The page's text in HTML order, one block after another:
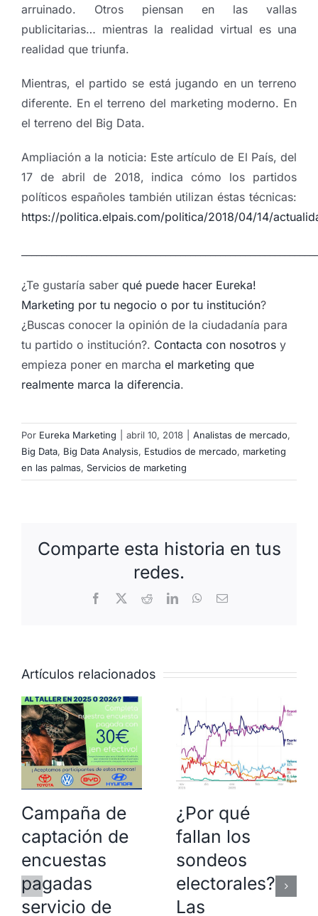
arruinado. Otros piensan en las vallas
publicitarias… mientras la realidad virtual es una
realidad que triunfa.
Mientras, el partido se está jugando en un terreno
diferente. En el terreno del marketing moderno. En
el terreno del Big Data.
Ampliación a la noticia: Este artículo de El País, del
17 de abril de 2018, indica cómo los partidos
políticos españoles también utilizan éstas técnicas:
https://politica.elpais.com/politica/2018/04/14/
¿Te gustaría saber qué puede hacer Eureka!
Marketing por tu negocio o por tu institución?
¿Buscas conocer la opinión de la ciudadanía para
tu partido o institución?. Contacta con nosotros y
empieza poner en marcha el marketing que
realmente marca la diferencia.
Por Eureka Marketing abril 10, 2018 Analistas de mercado,
Big Data, Big Data Analysis, Estudios de mercado, marketing
en las palmas, Servicios de marketing
Comparte esta historia en tus
redes.
Facebook RedditLinkedInWhatsApp
Correo
Artículos relacionados
Campaña de
captación de
encuestas
pagadas
servicio de
¿Por qué
fallan los
sondeos
electorales?
Las